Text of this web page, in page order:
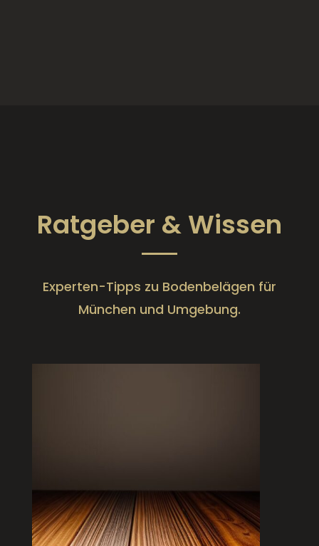
Ratgeber & Wissen
Experten-Tipps zu Bodenbelägen für
München und Umgebung.